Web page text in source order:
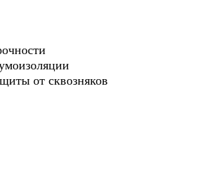
от сквозняков